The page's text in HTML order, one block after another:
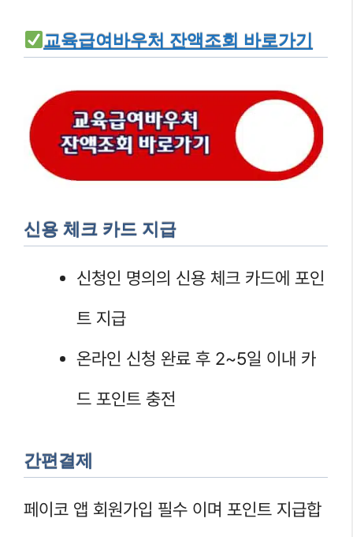
교육급여바우처 잔액조회 바로가기
신용 체크 카드 지급
신청인 명의의 신용 체크 카드에 포인
트 지급
온라인 신청 완료 후 2~5일 이내 카
드 포인트 충전
간편결제
페이코 앱 회원가입 필수 이며 포인트 지급합